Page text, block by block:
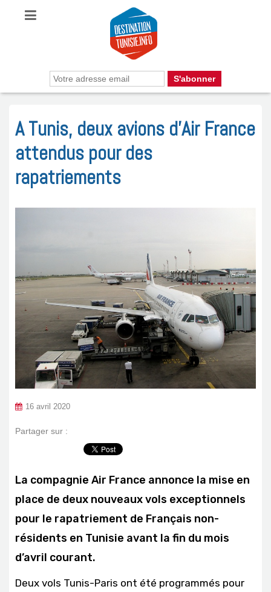
A Tunis, deux avions d’Air France
attendus pour des
rapatriements
16 avril 2020
Partager sur :
La compagnie Air France annonce la mise en
place de deux nouveaux vols exceptionnels
pour le rapatriement de Français non-
résidents en Tunisie avant la fin du mois
d’avril courant.
Deux vols Tunis-Paris ont été programmés pour